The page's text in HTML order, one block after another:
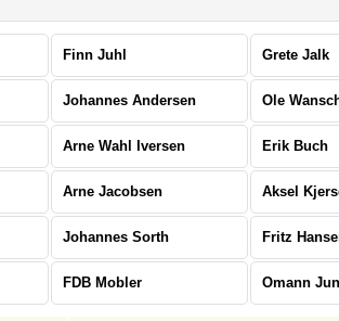
Finn Juhl Grete Jalk
Johannes Andersen Ole
Arne Wahl Iversen Erik Buch
Arne Jacobsen Aksel
Johannes Sorth Fritz
FDB Mobler Omann